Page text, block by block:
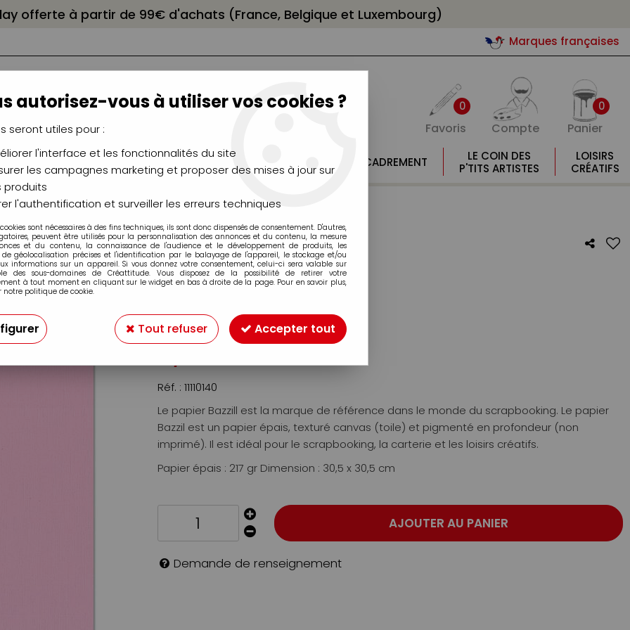
offerte à partir de 99€ d'achats (France, Belgique et Luxembourg)
Marques françaises
0
Favoris Compte
0
Panier
CHÂSSIS
CHEVALETS
AÉROGRAPHIE
MODÉLISME
MOULAGE
ENCADREMENT
LE COIN DES
P'TITS ARTISTES
LOISIRS
CRÉATIFS
>Papier UNI>BAZZILL PETUNIA
BAZZILL PETUNIA
Soyez le premier à donner votre avis !
0,95 €
Réf. : 11110140
Le papier Bazzill est la marque de référence dans le monde du scrapbooking. Le papier
Bazzil est un papier épais, texturé canvas (toile) et pigmenté en profondeur (non
imprimé). Il est idéal pour le scrapbooking, la carterie et les loisirs créatifs.
Papier épais : 217 gr Dimension : 30,5 x 30,5 cm
AJOUTER AU PANIER
Demande de renseignement
autorisez-vous à utiliser vos cookies ?
seront utiles pour :
l'interface et les fonctionnalités du site
les campagnes marketing et proposer des mises à jour sur
produits
l'authentification et surveiller les erreurs techniques
sont nécessaires à des fins techniques, ils sont donc dispensés de consentement. D'autres,
peuvent être utilisés pour la personnalisation des annonces et du contenu, la mesure
et du contenu, la connaissance de l'audience et le développement de produits, les
de géolocalisation précises et l'identification par le balayage de l'appareil, le stockage et/ou
informations sur un appareil. Si vous donnez votre consentement, celui-ci sera valable sur
des sous-domaines de Créattitude. Vous disposez de la possibilité de retirer votre
à tout moment en cliquant sur le widget en bas à droite de la page. Pour en savoir plus,
notre politique de cookie.
Tout refuser Accepter tout